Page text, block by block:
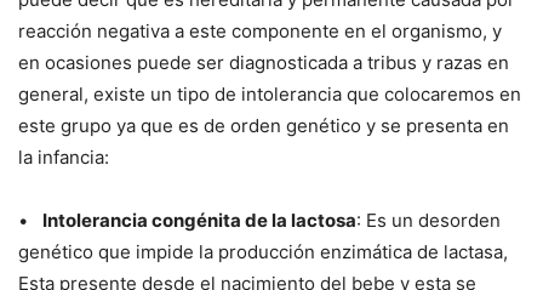
reacción negativa a este componente en el organismo, y
en ocasiones puede ser diagnosticada a tribus y razas en
general, existe un tipo de intolerancia que colocaremos en
este grupo ya que es de orden genético y se presenta en
la infancia:
• Intolerancia congénita de la lactosa: Es un desorden
genético que impide la producción enzimática de lactasa,
Esta presente desde el nacimiento del bebe y esta se